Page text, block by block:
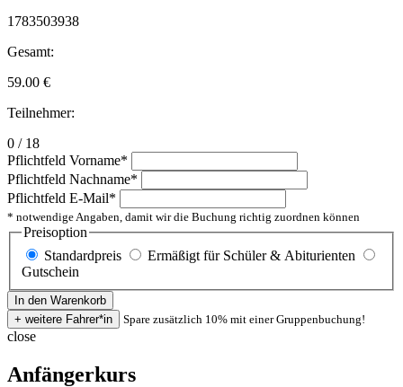
1783503938
Gesamt:
59.00 €
Teilnehmer:
0 / 18
Pflichtfeld Vorname*
Pflichtfeld Nachname*
Pflichtfeld E-Mail*
* notwendige Angaben, damit wir die Buchung richtig zuordnen können
Preisoption
Standardpreis
Ermäßigt für Schüler & Abiturienten
Gutschein
Spare zusätzlich 10% mit einer Gruppenbuchung!
close
Anfängerkurs